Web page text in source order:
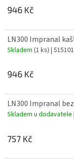
946 Kč
LN300 Impranal
Skladem (1 ks) |
946 Kč
LN300 Impranal
Skladem u dodavatele
757 Kč